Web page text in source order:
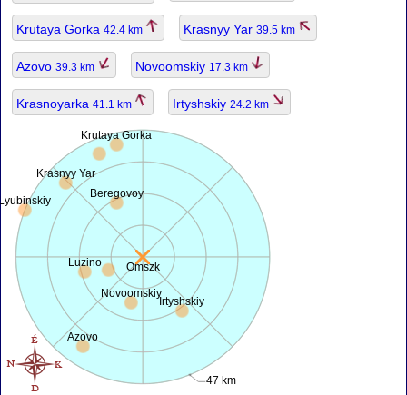
Krutaya Gorka 42.4 km Krasnyy Yar 39.5 km
Azovo 39.3 km Novoomskiy 17.3 km
Krasnoyarka 41.1 km Irtyshskiy 24.2 km
Omszk
47 km
Luzino
Beregovoy
Krutaya Gorka
Krasnyy Yar
Azovo
Novoomskiy
Irtyshskiy